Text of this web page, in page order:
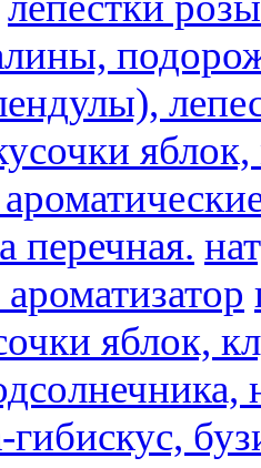
перечная.
яблок,
гибискус,